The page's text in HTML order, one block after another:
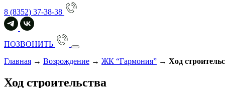
8 (8352) 37-38-38
ПОЗВОНИТЬ
Главная → Возрождение → ЖК “Гармония” → Ход
Ход строительства